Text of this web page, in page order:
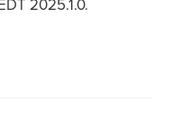
2025.1.0.